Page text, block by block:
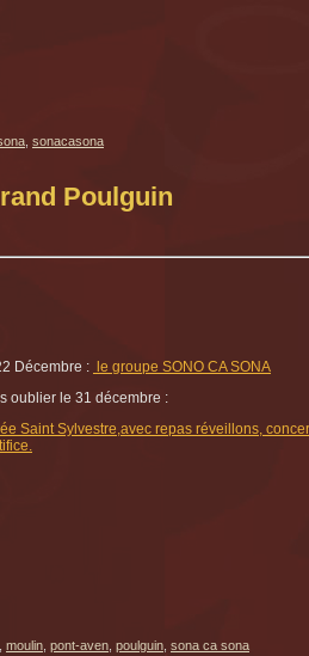
sonacasona
Poulguin
Décembre : le groupe SONO CA SONA
oublier le 31 décembre :
Saint Sylvestre,avec repas réveillons,
moulin pont-aven poulguin sona ca sona